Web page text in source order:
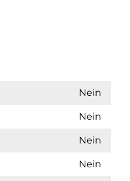
Nein
Nein
Nein
Nein